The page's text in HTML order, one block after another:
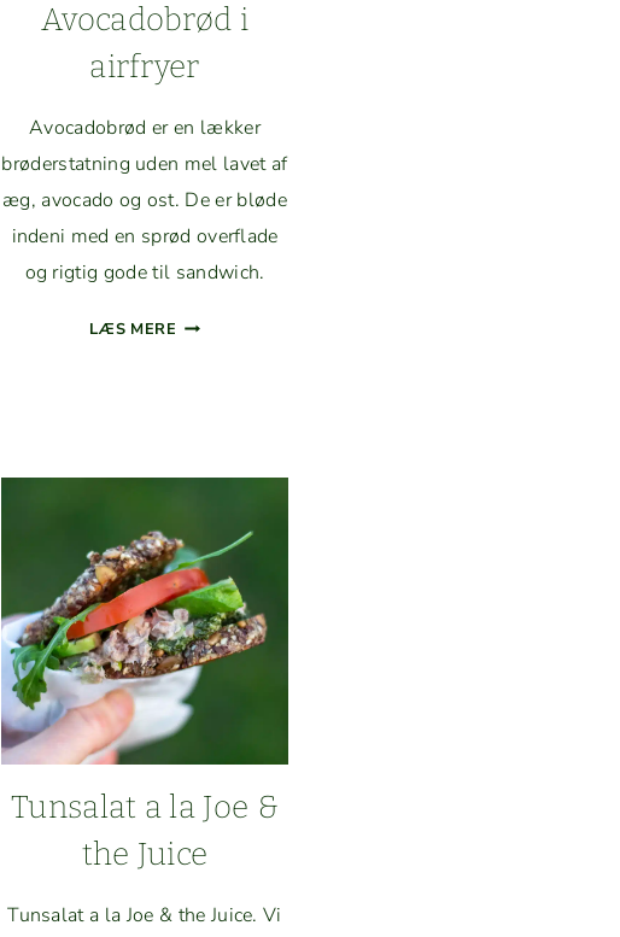
Avo­cado­brød i
airfryer
Avo­cado­brød er en lækker
brøder­stat­ning uden mel lavet af
æg, avo­ca­do og ost. De er bløde
indeni med en sprød over­flade
og rigtig gode til sandwich.
LÆS MERE AVO­
Tun­salat a la Joe &
the Juice
Tun­salat a la Joe & the Juice. Vi